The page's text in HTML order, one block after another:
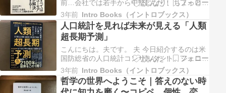
前…会社では若手から中堅になり、ちょっとジ
ェネレーションギャップを感じる新卒生を部下
に持つ機会も出てきました。先輩として、リー
ダーとしてどんな姿を見せていこう…いろいろ
考えて本を読んだりした結果、僕が重視したの
は2つ。一つは「眼に見え…
3年前 Intro Books（イントロブックス）
人口統計を見れば未来が見える「人類
超長期予測」
こんにちは。夫です。 夫 今日紹介するのは米
国防総省の人口統計コンサルタント、ジェニフ
ァーD・シュバ氏の「人類超長期予測」です。
2030年や2040年を予測する本はよく見かけま
すが、この本ではなんと2100年まで。今から
3年前 Intro Books（イントロブックス）
哲学の世界へようこそ｜答えのない時